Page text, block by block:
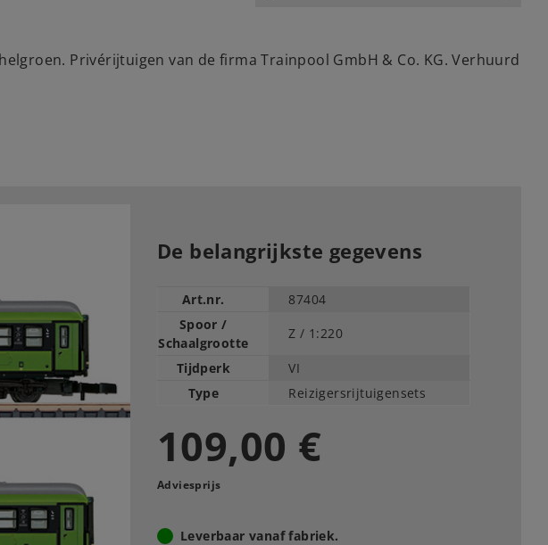
Privérijtuigen van de firma Trainpool GmbH & Co. KG. Verhuurd
De belangrijkste gegevens
Art.nr.
87404
Spoor /
Schaalgrootte
Z / 1:220
Tijdperk
VI
Type
Reizigersrijtuigensets
109,00 €
Adviesprijs
Leverbaar vanaf fabriek.